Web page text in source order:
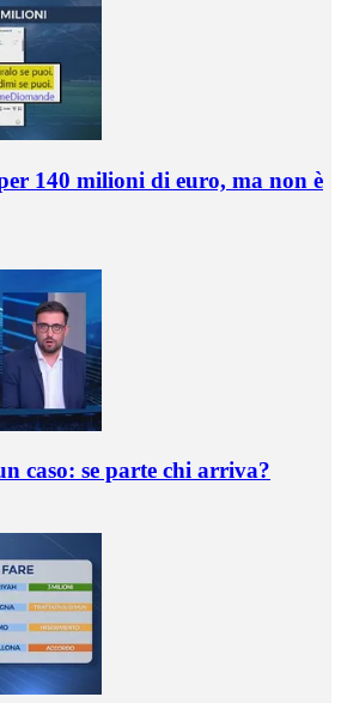
140 milioni di euro, ma non è
caso: se parte chi arriva?